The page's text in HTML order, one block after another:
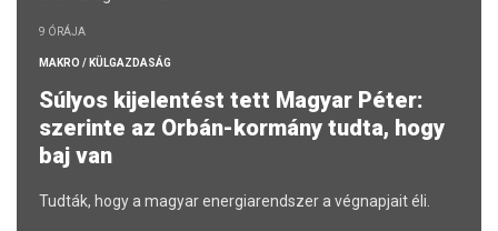
9 ÓRÁJA
MAKRO / KÜLGAZDASÁG
Súlyos kijelentést tett Magyar Péter:
szerinte az Orbán-kormány tudta, hogy
baj van
Tudták, hogy a magyar energiarendszer a végnapjait éli.